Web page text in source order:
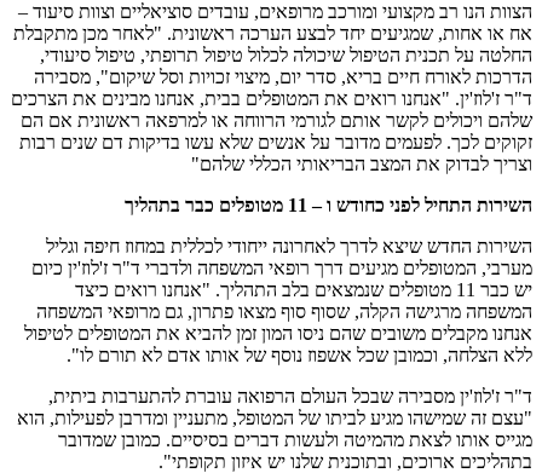
הצוות הנו רב מקצועי ומורכב מרופאים, עובדים סוציאליים וצוות סיעוד –
אח או אחות, שמגיעים יחד לבצע הערכה ראשונית. "לאחר מכן מתקבלת
החלטה על תכנית הטיפול שיכולה לכלול טיפול תרופתי, טיפול סיעודי,
הדרכות לאורח חיים בריא, סדר יום, מיצוי זכויות וסל שיקום", מסבירה
ד"ר ז'לוז'ין. "אנחנו רואים את המטופלים בבית, אנחנו מבינים את הצרכים
שלהם ויכולים לקשר אותם לגורמי הרווחה או למרפאה ראשונית אם הם
זקוקים לכך. לפעמים מדובר על אנשים שלא עשו בדיקות דם שנים רבות
וצריך לבדוק את המצב הבריאותי הכללי שלהם"
השירות התחיל לפני כחודש ו – 11 מטופלים כבר בתהליך
השירות החדש שיצא לדרך לאחרונה ייחודי לכללית במחוז חיפה וגליל
מערבי, המטופלים מגיעים דרך רופאי המשפחה ולדברי ד"ר ז'לוז'ין כיום
יש כבר 11 מטופלים שנמצאים בלב התהליך. "אנחנו רואים כיצד
המשפחה מרגישה הקלה, שסוף סוף מצאו פתרון, גם מרופאי המשפחה
אנחנו מקבלים משובים שהם ניסו המון זמן להביא את המטופלים לטיפול
ללא הצלחה, וכמובן שכל אשפוז נוסף של אותו אדם לא תורם לו".
ד"ר ז'לוז'ין מסבירה שבכל העולם הרפואה עוברת להתערבות ביתית,
"עצם זה שמישהו מגיע לביתו של המטופל, מתעניין ומדרבן לפעילות, הוא
מגייס אותו לצאת מהמיטה ולעשות דברים בסיסיים. כמובן שמדובר
בתהליכים ארוכים, ובתוכנית שלנו יש איזון תקופתי".